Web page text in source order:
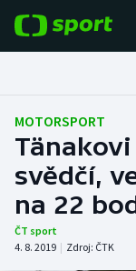
Fotbal
Hokej
Tenis
Atletika
MOTORSPORT
svědčí,
na 22
ČT sport
4. 8. 2019 | Zdroj: ČTK